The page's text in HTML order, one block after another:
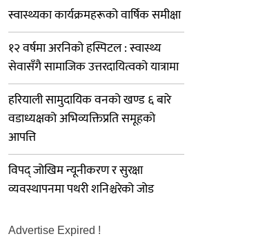
स्वास्थ्यका कार्यक्रमहरूको वार्षिक समीक्षा
१२ वर्षमा अरनिको हस्पिटल : स्वास्थ्य
सेवासँगै सामाजिक उत्तरदायित्वको यात्रामा
हरियाली सामुदायिक वनको खण्ड ६ बारे
वडाध्यक्षको अभिव्यक्तिप्रति समूहको
आपत्ति
विपद् जोखिम न्यूनीकरण र सुरक्षा
व्यवस्थापनमा पथरी शनिश्चरेको जोड
Advertise Expired !